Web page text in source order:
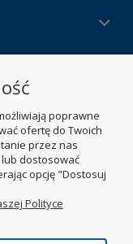
poprawne
ofertę do Twoich
przez nas
dostosować
opcję "Dostosuj
Polityce